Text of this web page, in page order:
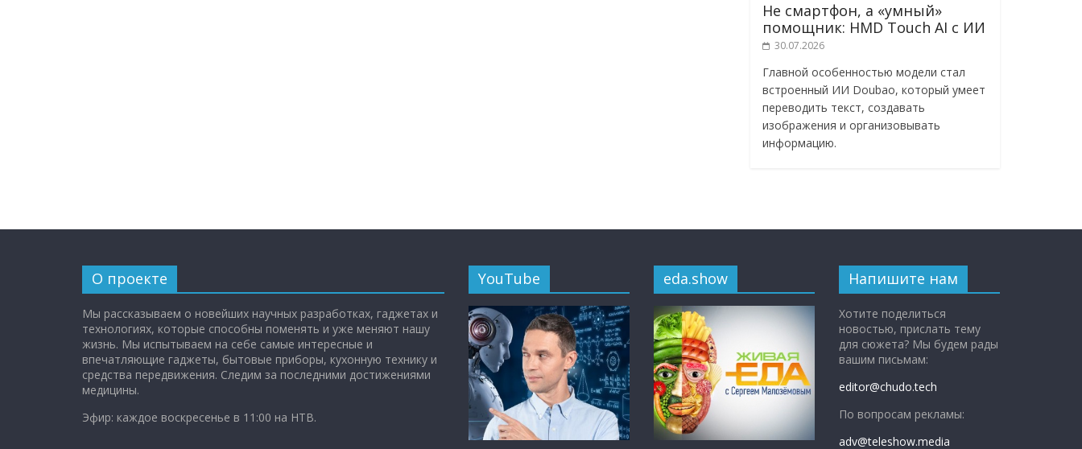
Не смартфон, а «умный»
помощник: HMD Touch AI с ИИ
30.07.2026
Главной особенностью модели стал
встроенный ИИ Doubao, который умеет
переводить текст, создавать
изображения и организовывать
информацию.
О проекте
Мы рассказываем о новейших научных разработках, гаджетах и
технологиях, которые способны поменять и уже меняют нашу
жизнь. Мы испытываем на себе самые интересные и
впечатляющие гаджеты, бытовые приборы, кухонную технику и
средства передвижения. Следим за последними достижениями
медицины.
Эфир: каждое воскресенье в 11:00 на НТВ.
YouTube eda.show Напишите нам
Хотите поделиться
новостью, прислать тему
для сюжета? Мы будем рады
вашим письмам:
editor@chudo.tech
По вопросам рекламы:
adv@teleshow.media